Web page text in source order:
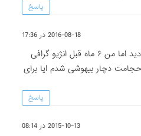
پاسخ
2016-08-18 در 17:36
اطلاعات خوبی دادید اما من ۶ ماه قبل انژیو گرافی
دچار بیهوشی شدم ایا برای
پاسخ
2015-10-13 در 08:14